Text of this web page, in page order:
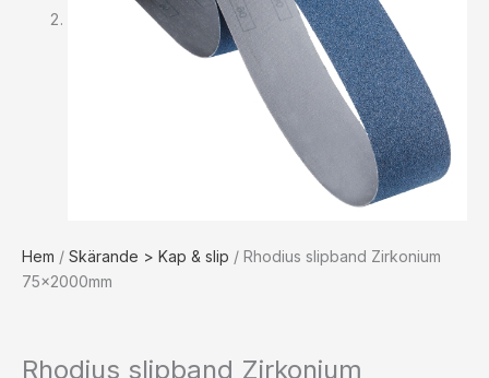
Hem / Skärande > Kap & slip / Rhodius slipband Zirkonium
75x2000mm
Rhodius slipband Zirkonium